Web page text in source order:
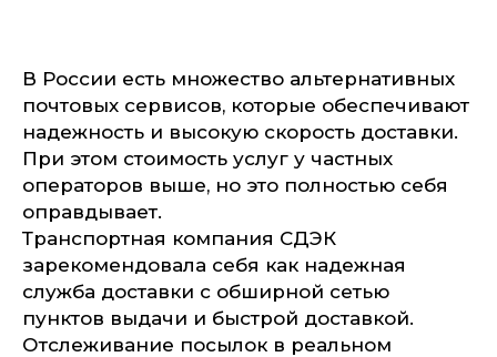
В России есть множество альтернативных
почтовых сервисов, которые обеспечивают
надежность и высокую скорость доставки.
При этом стоимость услуг у частных
операторов выше, но это полностью себя
оправдывает.
Транспортная компания СДЭК
зарекомендовала себя как надежная
служба доставки с обширной сетью
пунктов выдачи и быстрой доставкой.
Отслеживание посылок в реальном